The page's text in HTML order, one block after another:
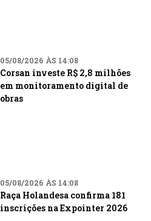
05/08/2026 ÀS 14:08
Corsan investe R$ 2,8 milhões
em monitoramento digital de
obras
05/08/2026 ÀS 14:08
Raça Holandesa confirma 181
inscrições na Expointer 2026